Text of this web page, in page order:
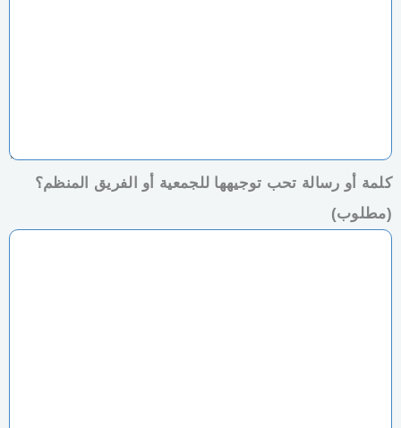
كلمة أو رسالة تحب توجيهها للجمعية أو الفريق المنظم؟
(مطلوب)